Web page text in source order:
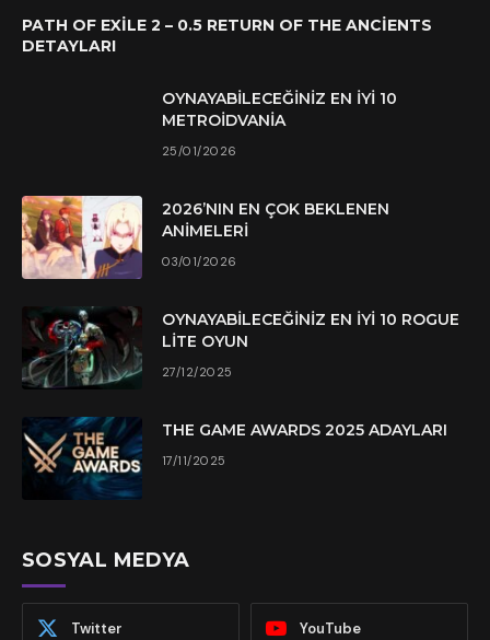
PATH OF EXILE 2 – 0.5 RETURN OF THE ANCIENTS
DETAYLARI
OYNAYABILECEĞINIZ EN İYI 10
METROIDVANIA
25/01/2026
2026’NIN EN ÇOK BEKLENEN
ANIMELERI
03/01/2026
OYNAYABILECEĞINIZ EN İYI 10 ROGUE
LITE OYUN
27/12/2025
THE GAME AWARDS 2025 ADAYLARI
17/11/2025
SOSYAL MEDYA
Twitter YouTube